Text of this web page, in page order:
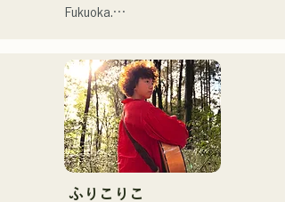
Fukuoka.
albatross thành Neon Trip
vào tháng 11 năm 2023.
Tinh hoa nhạc pop rock
được thổi hồn vào những ca
khúc hoài niệm, do giọng ca
kiêm nghệ sĩ guitar Yuma
ふりこりこ